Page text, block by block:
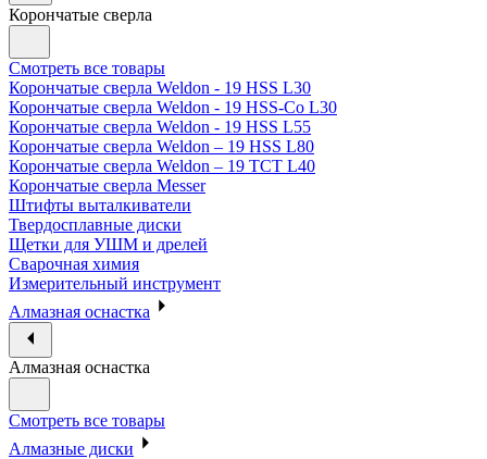
Корончатые сверла
Смотреть все товары
Корончатые сверла Weldon - 19 HSS L30
Корончатые сверла Weldon - 19 HSS-Co L30
Корончатые сверла Weldon - 19 HSS L55
Корончатые сверла Weldon – 19 HSS L80
Корончатые сверла Weldon – 19 TCT L40
Корончатые сверла Messer
Штифты выталкиватели
Твердосплавные диски
Щетки для УШМ и дрелей
Сварочная химия
Измерительный инструмент
Алмазная оснастка
Алмазная оснастка
Смотреть все товары
Алмазные диски